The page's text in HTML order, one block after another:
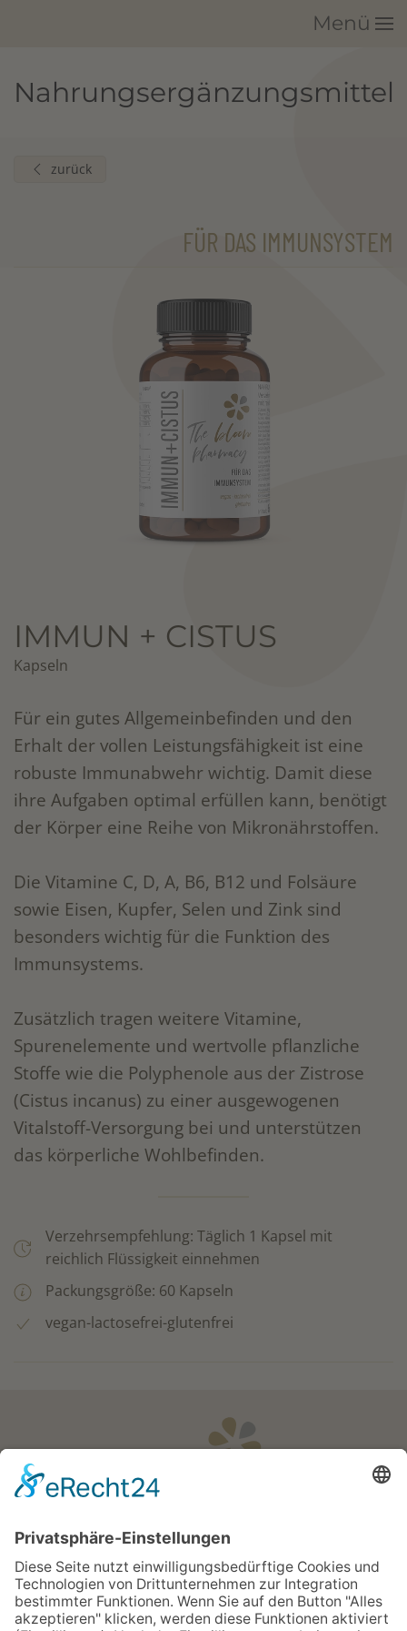
Menü
Nahrungsergänzungsmittel
zurück
FÜR DAS IMMUNSYSTEM
IMMUN + CISTUS
Kapseln
Für ein gutes Allgemeinbefinden und den
Erhalt der vollen Leistungsfähigkeit ist eine
robuste Immunabwehr wichtig. Damit diese
ihre Aufgaben optimal erfüllen kann, benötigt
der Körper eine Reihe von Mikronährstoffen.
Die Vitamine C, D, A, B6, B12 und Folsäure
sowie Eisen, Kupfer, Selen und Zink sind
besonders wichtig für die Funktion des
Immunsystems.
Zusätzlich tragen weitere Vitamine,
Spurenelemente und wertvolle pflanzliche
Stoffe wie die Polyphenole aus der Zistrose
(Cistus incanus) zu einer ausgewogenen
Vitalstoff-Versorgung bei und unterstützen
das körperliche Wohlbefinden.
Verzehrsempfehlung: Täglich 1 Kapsel mit
reichlich Flüssigkeit einnehmen
Packungsgröße: 60 Kapseln
vegan-lactosefrei-glutenfrei
Öffnungszeiten